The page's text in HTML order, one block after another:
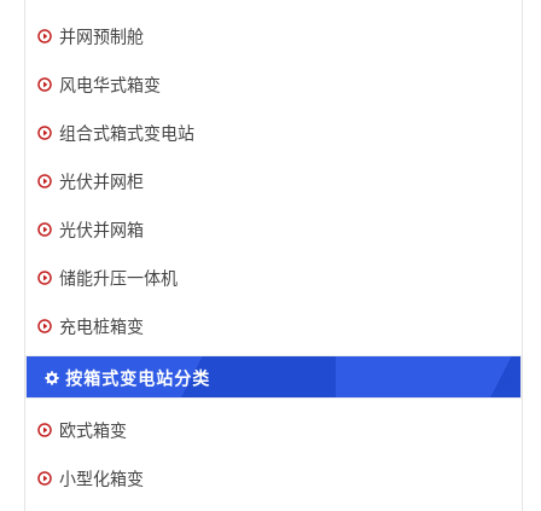
并网预制舱
风电华式箱变
组合式箱式变电站
光伏并网柜
光伏并网箱
储能升压一体机
充电桩箱变
按箱式变电站分类
欧式箱变
小型化箱变